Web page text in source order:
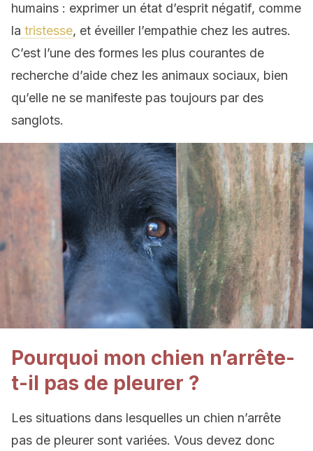
humains : exprimer un état d’esprit négatif, comme
la tristesse, et éveiller l’empathie chez les autres.
C’est l’une des formes les plus courantes de
recherche d’aide chez les animaux sociaux, bien
qu’elle ne se manifeste pas toujours par des
sanglots.
Pourquoi mon chien n’arrête-
t-il pas de pleurer ?
Les situations dans lesquelles un chien n’arrête
pas de pleurer sont variées. Vous devez donc